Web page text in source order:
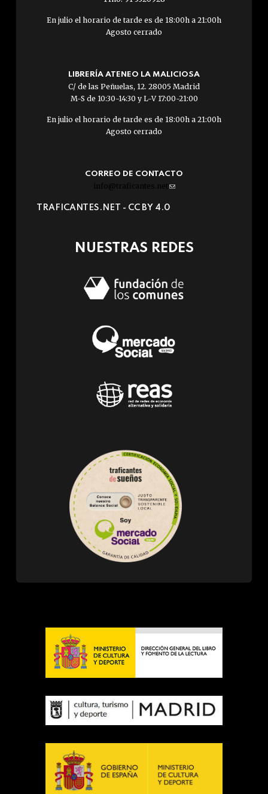
En julio el horario de tarde es de 18:00h a 21:00h
Agosto cerrado
LIBRERÍA ATENEO LA MALICIOSA
C/ de las Peñuelas, 12. 28005 Madrid
M-S de 10:30-14:30 y L-V 17:00-21:00
En julio el horario de tarde es de 18:00h a 21:00h
Agosto cerrado
CORREO DE CONTACTO
info@traficantes.net (link
e-
TRAFICANTES.NET - CC BY 4.0
NUESTRAS REDES